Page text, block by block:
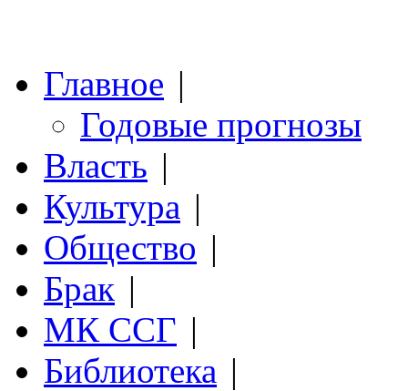
Главное |
Годовые прогнозы
Власть |
Культура |
Общество |
Брак |
МК ССГ |
Библиотека |